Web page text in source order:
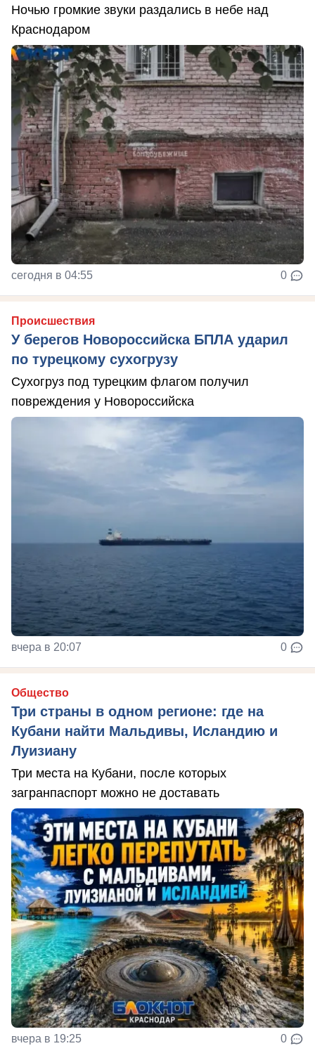
Ночью громкие звуки раздались в небе над
Краснодаром
сегодня в 04:55 0
Происшествия
У берегов Новороссийска БПЛА ударил
по турецкому сухогрузу
Сухогруз под турецким флагом получил
повреждения у Новороссийска
вчера в 20:07 0
Общество
Три страны в одном регионе: где на
Кубани найти Мальдивы, Исландию и
Луизиану
Три места на Кубани, после которых
загранпаспорт можно не доставать
вчера в 19:25 0